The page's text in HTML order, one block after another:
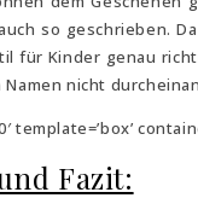
so geschrieben.
für Kinder genau
Namen nicht
template=’box’
Fazit: